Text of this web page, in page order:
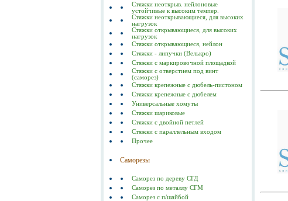
Стяжки неоткрыв. нейлоновые
устойчивые к высоким темпер.
Стяжки неоткрывающиеся, для высоких
нагрузок
Стяжки открывающиеся, для высоких
нагрузок
Стяжки открывающиеся, нейлон
Стяжки - липучки (Велькро)
Стяжки с маркировочной площадкой
Стяжки с отверстием под винт
(саморез)
Стяжки крепежные с дюбель-пистоном
Стяжки крепежные с дюбелем
Универсальные хомуты
Стяжки шариковые
Стяжки с двойной петлей
Стяжки с параллельным входом
Прочее
Саморезы
Саморез по дереву СГД
Саморез по металлу СГМ
Саморез с п/шайбой